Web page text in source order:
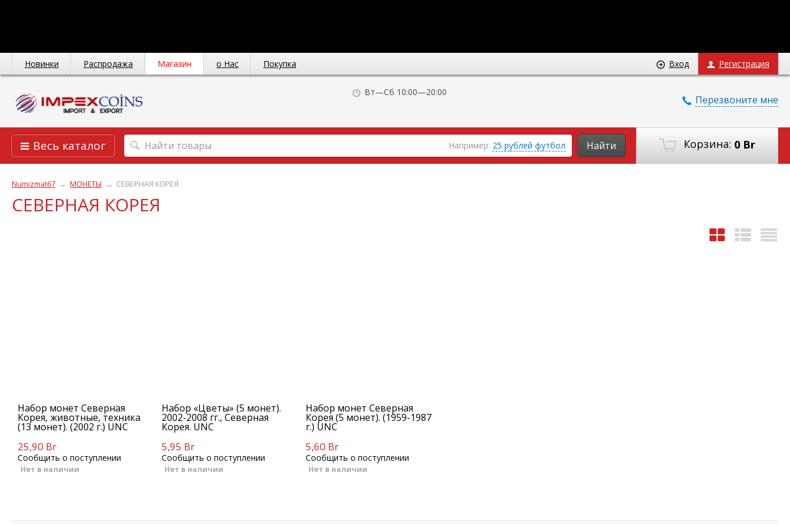
Новинки Распродажа Магазин о Нас Покупка Вход Регистрация
Перезвоните мне
Вт—Сб 10:00—20:00
Корзина: 0 Br
Весь каталог Например: 25 рублей футбол Найти
Numizmat67 → МОНЕТЫ → СЕВЕРНАЯ КОРЕЯ
СЕВЕРНАЯ КОРЕЯ
Набор монет Северная
Корея, животные, техника
(13 монет). (2002 г.) UNC
25,90 Br
Сообщить о поступлении
Нет в наличии
Набор «Цветы» (5 монет).
2002-2008 гг., Северная
Корея. UNC
5,95 Br
Сообщить о поступлении
Нет в наличии
Набор монет Северная
Корея (5 монет). (1959-1987
г.) UNC
5,60 Br
Сообщить о поступлении
Нет в наличии